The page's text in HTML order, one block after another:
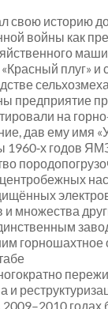
свою историю
войны как
плуг» и
предприятие
на
дав ему имя
годов
множества
горношахтное
и
2009–2010